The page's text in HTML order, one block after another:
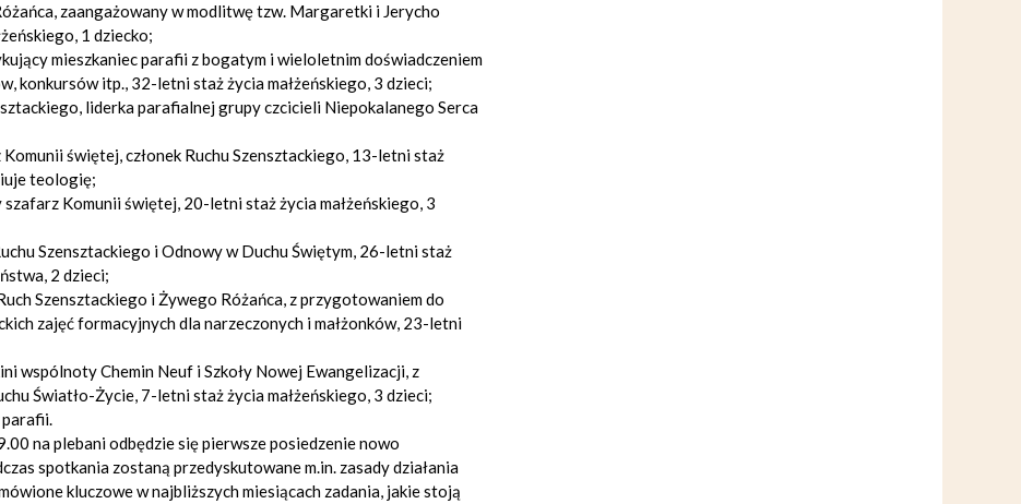
zaangażowany w modlitwę tzw. Margaretki i Jerycho
1 dziecko;
mieszkaniec parafii z bogatym i wieloletnim doświadczeniem
konkursów itp., 32-letni staż życia małżeńskiego, 3 dzieci;
liderka parafialnej grupy czcicieli Niepokalanego Serca
świętej, członek Ruchu Szensztackiego, 13-letni staż
teologię;
szafarz Komunii świętej, 20-letni staż życia małżeńskiego, 3
Szensztackiego i Odnowy w Duchu Świętym, 26-letni staż
2 dzieci;
Szensztackiego i Żywego Różańca, z przygotowaniem do
zajęć formacyjnych dla narzeczonych i małżonków, 23-letni
wspólnoty Chemin Neuf i Szkoły Nowej Ewangelizacji, z
Światło-Życie, 7-letni staż życia małżeńskiego, 3 dzieci;
na plebani odbędzie się pierwsze posiedzenie nowo
spotkania zostaną przedyskutowane m.in. zasady działania
kluczowe w najbliższych miesiącach zadania, jakie stoją